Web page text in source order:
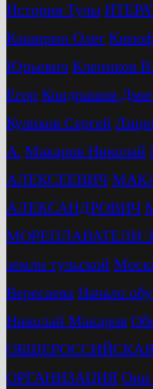
История Тулы
Каширин Олег
Юрьевич Клепиков
Егор Кондрашов
Куликов Сергей
А. Макаров Николай
АЛЕКСЕЕВИЧ
АЛЕКСАНДРОВИЧ
МОРЕПЛАВАТЕЛИ
земли тульской
Вересаева Начало
Николай Макаров
ОРГАНИЗАЦИЯ Они